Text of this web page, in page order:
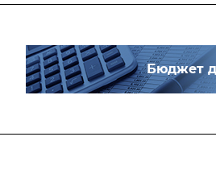
Бюджет